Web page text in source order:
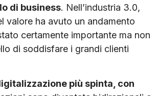
di business. Nell’industria 3.0,
valore ha avuto un andamento
certamente importante ma non
di soddisfare i grandi clienti
più spinta, con